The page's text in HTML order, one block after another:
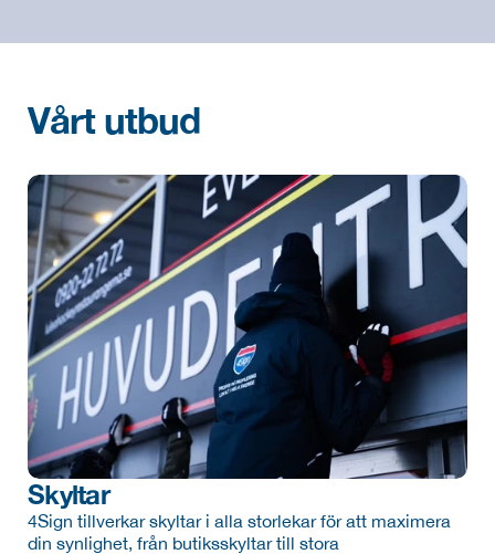
Vårt utbud
Skyltar
4Sign tillverkar skyltar i alla storlekar för att maximera
din synlighet, från butiksskyltar till stora